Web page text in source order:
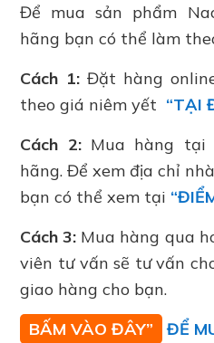
Để mua sản phẩm
hãng bạn có thể làm
Cách 1:Đặt hàng
theo giá niêm yết “TẠI
Cách 2:Mua hàng tại
hãng. Để xem địa chỉ
bạn có thể xem tại
Cách 3: Mua hàng qua
viên tư vấn sẽ tư vấn
giao hàng cho bạn.
BẤM VÀO ĐÂY”
ĐỂ